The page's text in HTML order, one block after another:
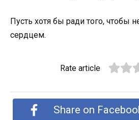
Пусть хотя бы ради того, чтобы
сердцем.
Rate article
Share on